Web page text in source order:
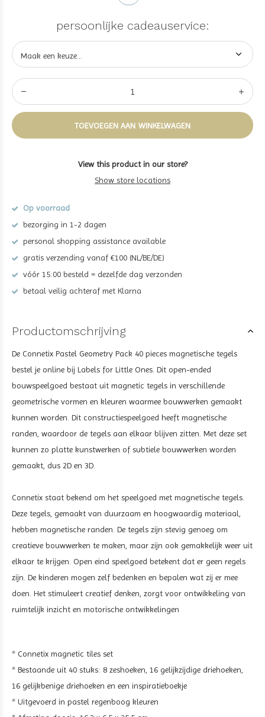
persoonlijke cadeauservice:
TOEVOEGEN AAN WINKELWAGEN
View this product in our store?
Show store locations
Op voorraad
bezorging in 1-2 dagen
personal shopping assistance available
gratis verzending vanaf €100 (NL/BE/DE)
vóór 15:00 besteld = dezelfde dag verzonden
betaal veilig achteraf met Klarna
Productomschrijving
De Connetix Pastel Geometry Pack 40 pieces magnetische tegels
bestel je online bij Labels for Little Ones. Dit open-ended
bouwspeelgoed bestaat uit magnetic tegels in verschillende
geometrische vormen en kleuren waarmee bouwwerken gemaakt
kunnen worden. Dit constructiespeelgoed heeft magnetische
randen, waardoor de tegels aan elkaar blijven zitten. Met deze set
kunnen zo platte kunstwerken of subtiele bouwwerken worden
gemaakt, dus 2D en 3D.
Connetix staat bekend om het speelgoed met magnetische tegels.
Deze tegels, gemaakt van duurzaam en hoogwaardig materiaal,
hebben magnetische randen. De tegels zijn stevig genoeg om
creatieve bouwwerken te maken, maar zijn ook gemakkelijk weer uit
elkaar te krijgen. Open eind speelgoed betekent dat er geen regels
zijn. De kinderen mogen zelf bedenken en bepalen wat zij er mee
doen. Het stimuleert creatief denken, zorgt voor ontwikkeling van
ruimtelijk inzicht en motorische ontwikkelingen
* Connetix magnetic tiles set
* Bestaande uit 40 stuks: 8 zeshoeken, 16 gelijkzijdige driehoeken,
16 gelijkbenige driehoeken en een inspiratieboekje
* Uitgevoerd in pastel regenboog kleuren